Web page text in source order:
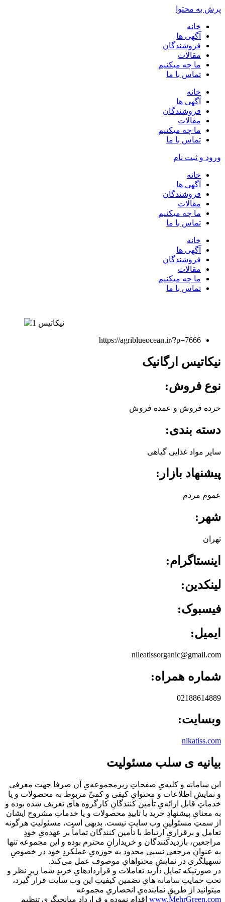
پرش به محتوا
خانه
آگهی ها
فروشندگان
مقالات
ما چه میکنیم
تماس با ما
خانه
آگهی ها
فروشندگان
مقالات
ما چه میکنیم
تماس با ما
ورود و ثبت نام
خانه
آگهی ها
فروشندگان
مقالات
ما چه میکنیم
تماس با ما
خانه
آگهی ها
فروشندگان
مقالات
ما چه میکنیم
تماس با ما
https://agriblueocean.ir/?p=7666
نیکاتیس ارگانیک
نوع فروش:
خرده فروش و عمده فروش
دسته بندی:
سایر مواد غذایی گیاهی
پیشنهاد بازار:
عموم مردم
شهر:
تهران
اینستاگرام:
لینکدین:
فیسبوک:
ایمیل:
nileatissorganic@gmail.com
شماره همراه:
02188614889
وبسایت:
nikatiss.com
بیانیه ی سلب مسئولیت
این سامانه و کلیه‌یِ صفحاتِ زیرمجموعه‌یِ آن صرفا جهت معرفی
و نمایشِ اطلاعات و محتوایِ کیفی و کمیِّ مربوط به محصولات و یا
خدماتِ قابل ارائه‌یِ تأمین کنندگانِ کارگروه های تعریف شده بوده و
به معنایِ پیشنهادِ خرید یا تاییدِ محصولات و یا خدماتِ مشروح ایشان
از سمتِ مسئولینِ وب سایت نیست. بدیهی است، مسئولیتِ هرگونه
تعامل و برقراریِ ارتباط با تأمین کنندگان تماماً بر عهده‌یِ خودِ
مراجعین، بازدیدکنندگان و خریدارانِ محترم بوده و این مجموعه تنها
به عنوانِ مرجعی نسبی محدود به حوزه‌یِ عملکردِ خود در خصوصِ
تسهیلگری در نمایشِ محتواهایِ موصوف عمل می‌کند.
در صورتیکه تمایل دارید تعاملات و قراردادهایِ خریدِ شما زیرِ نظر و
تحتِ حمایتِ سامانه هایِ تضمین کیفیتِ این وب سایت قرار گیرد،
میتوانید از طریقِ نماینده‌یِ انحصاریِ مجموعه
www.MehrGreen.com اقدام نموده و قراردادِ میانجیگری تنظیم